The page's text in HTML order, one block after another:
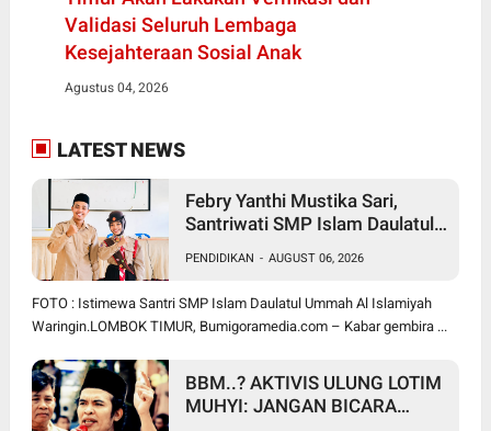
Validasi Seluruh Lembaga
Kesejahteraan Sosial Anak
Agustus 04, 2026
LATEST NEWS
Febry Yanthi Mustika Sari,
Santriwati SMP Islam Daulatul
Lolos Jambore Nasional di
Cibubur
PENDIDIKAN - AUGUST 06, 2026
FOTO : Istimewa Santri SMP Islam Daulatul Ummah Al Islamiyah
Waringin.LOMBOK TIMUR, Bumigoramedia.com – Kabar gembira ...
BBM..? AKTIVIS ULUNG LOTIM
MUHYI: JANGAN BICARA